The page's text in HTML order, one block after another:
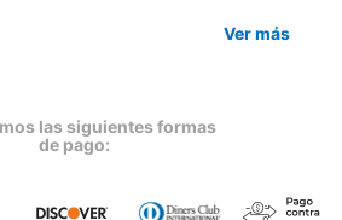
Ver más
las siguientes formas
de pago: